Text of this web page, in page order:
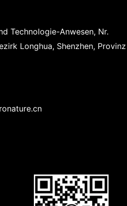
Technologie-Anwesen, Nr.
Longhua, Shenzhen, Provinz